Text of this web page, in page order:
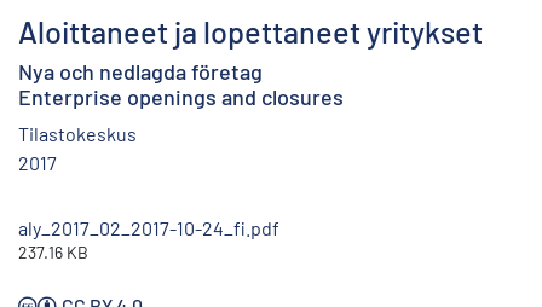
Aloittaneet ja lopettaneet yritykset
Nya och nedlagda företag
Enterprise openings and closures
Tilastokeskus
2017
aly_2017_02_2017-10-24_fi.pdf
237.16 KB